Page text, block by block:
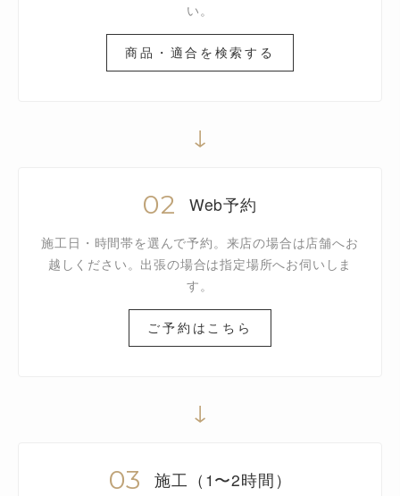
い。
商品・適合を検索する
↓
02 Web予約
施工日・時間帯を選んで予約。来店の場合は店舗へお
越しください。出張の場合は指定場所へお伺いしま
す。
ご予約はこちら
↓
03 施工（1〜2時間）